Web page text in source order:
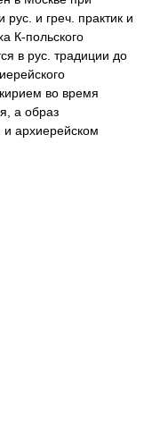
и греч. практик и
К-польского
в рус. традиции до
во время
а образ
и архиерейском